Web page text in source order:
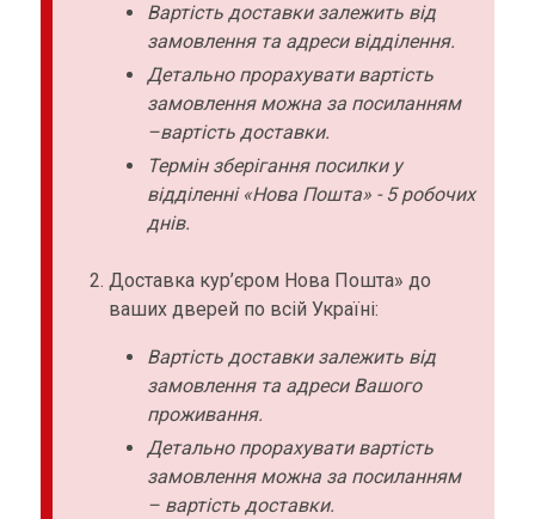
Вартість доставки залежить від
замовлення та адреси відділення.
Детально прорахувати вартість
замовлення можна за посиланням
–вартість доставки.
Термін зберігання посилки у
відділенні «Нова Пошта» - 5 робочих
днів.
Доставка кур’єром Нова Пошта» до
ваших дверей по всій Україні:
Вартість доставки залежить від
замовлення та адреси Вашого
проживання.
Детально прорахувати вартість
замовлення можна за посиланням
– вартість доставки.